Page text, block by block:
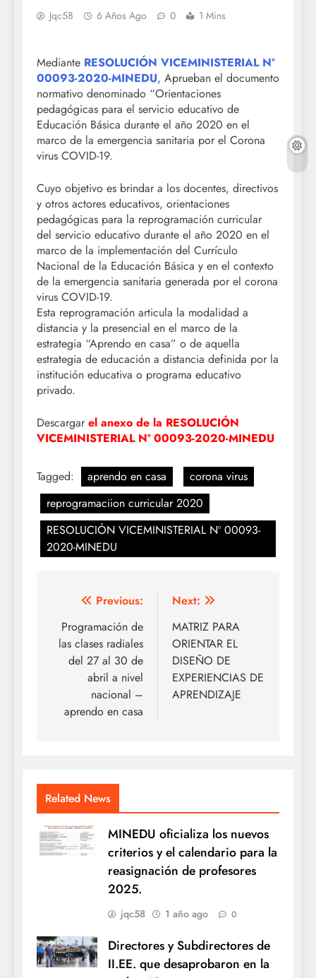
Jqc58 6 Años Ago 0 1 Mins
Mediante RESOLUCIÓN VICEMINISTERIAL Nº
00093-2020-MINEDU, Aprueban el documento
normativo denominado “Orientaciones
pedagógicas para el servicio educativo de
Educación Básica durante el año 2020 en el
marco de la emergencia sanitaria por el Corona
virus COVID-19.
Cuyo objetivo es brindar a los docentes, directivos
y otros actores educativos, orientaciones
pedagógicas para la reprogramación curricular
del servicio educativo durante el año 2020 en el
marco de la implementación del Currículo
Nacional de la Educación Básica y en el contexto
de la emergencia sanitaria generada por el corona
virus COVID-19.
Esta reprogramación articula la modalidad a
distancia y la presencial en el marco de la
estrategia “Aprendo en casa” o de aquella
estrategia de educación a distancia definida por la
institución educativa o programa educativo
privado.
Descargar el anexo de la RESOLUCIÓN
VICEMINISTERIAL Nº 00093-2020-MINEDU
Tagged: aprendo en casa
corona virus
reprogramaciion curricular 2020
RESOLUCIÓN VICEMINISTERIAL Nº 00093-
2020-MINEDU
Navegación
de
entradas
Previous:
Programación de
las clases radiales
del 27 al 30 de
abril a nivel
nacional –
aprendo en casa
Next:
MATRIZ PARA
ORIENTAR EL
DISEÑO DE
EXPERIENCIAS DE
APRENDIZAJE
Related News
MINEDU oficializa los nuevos
criterios y el calendario para la
reasignación de profesores
2025.
jqc58 1 año ago 0
Directores y Subdirectores de
II.EE. que desaprobaron en la